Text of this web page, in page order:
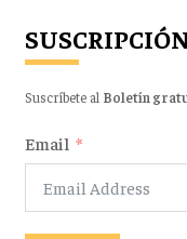
Suscríbete al Boletín
Email